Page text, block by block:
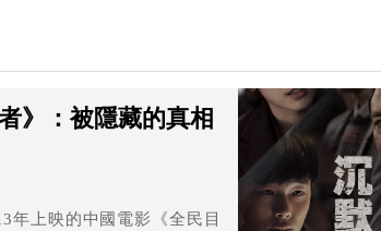
》：被隱藏的真相
年上映的中國電影《全民目